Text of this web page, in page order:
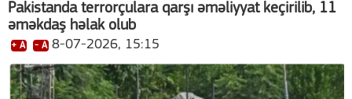
Pakistanda terrorçulara qarşı əməliyyat keçirilib, 11
əməkdaş həlak olub
+ A - A 8-07-2026, 15:15